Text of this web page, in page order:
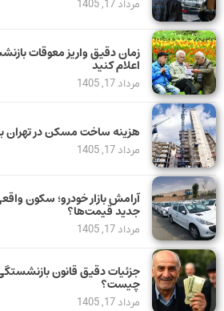
مرداد 17, 1405
اعلام کنید
مرداد 17, 1405
هزینه ساخت مسکن در تهران به ۵۵ میلیون تومان
مرداد 17, 1405
آرامش بازار خودرو؛ سکون
جدید قیمت‌ها؟
مرداد 17, 1405
جزئیات دقیق قانون
چیست؟
مرداد 17, 1405